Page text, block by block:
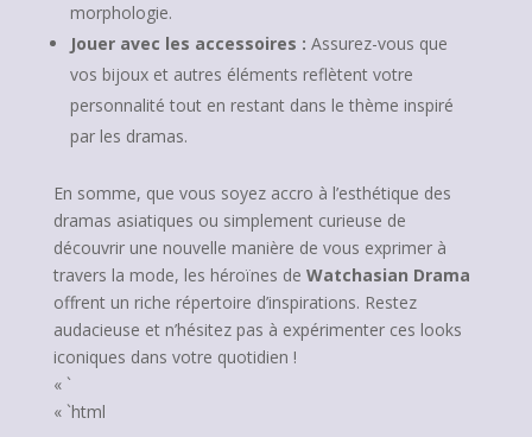
morphologie.
Jouer avec les accessoires : Assurez-vous que
vos bijoux et autres éléments reflètent votre
personnalité tout en restant dans le thème inspiré
par les dramas.
En somme, que vous soyez accro à l’esthétique des
dramas asiatiques ou simplement curieuse de
découvrir une nouvelle manière de vous exprimer à
travers la mode, les héroïnes de Watchasian Drama
offrent un riche répertoire d’inspirations. Restez
audacieuse et n’hésitez pas à expérimenter ces looks
iconiques dans votre quotidien !
« `
« `html